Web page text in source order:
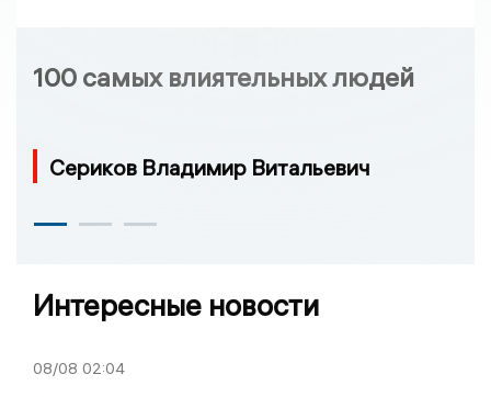
100 самых влиятельных людей
Сериков Владимир Витальевич
Интересные новости
08/08 02:04